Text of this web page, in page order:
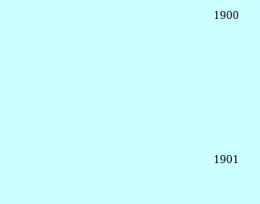
1900
1901